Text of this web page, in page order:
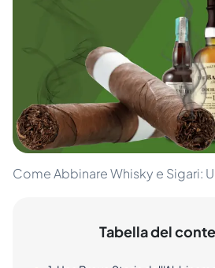
Come Abbinare Whisky e Sigari:
Tabella del